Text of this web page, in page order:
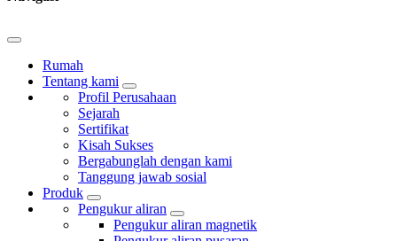
Rumah
Tentang kami
Profil Perusahaan
Sejarah
Sertifikat
Kisah Sukses
Bergabunglah dengan kami
Tanggung jawab sosial
Produk
Pengukur aliran
Pengukur aliran magnetik